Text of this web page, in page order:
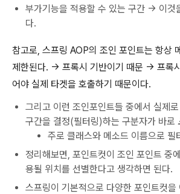
부가기능을 적용할 수 있는 구간 -> 이것
다.
참고로, 스프링 AOP의 조인 포인트는 항상
제한된다. -> 프록시 기반이기 때문 -> 프록
어야 실제 타겟을 호출하기 때문이다.
그리고 이런 조인포인트들 중에서 실제
구간을 결정(필터링)하는 구분자가 바로
주로 클래스와 메소드 이름으로 필
정리해보면, 포인트컷이 조인 포인트 중
용될 위치를 선별한다고 생각하면 된다.
스프링이 기본적으로 다양한 포인트컷을